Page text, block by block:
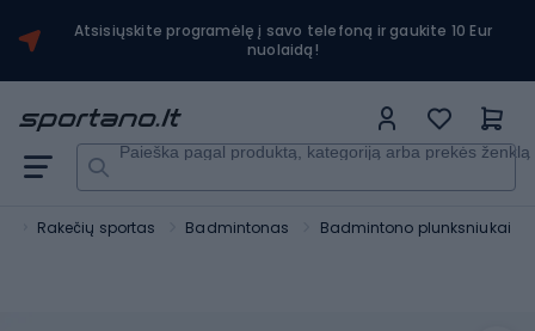
Atsisiųskite programėlę į savo telefoną ir gaukite 10 Eur
nuolaidą!
Paieška pagal produktą, kategoriją arba prekės ženklą
Rakečių sportas Badmintonas Badmintono plunksniukai